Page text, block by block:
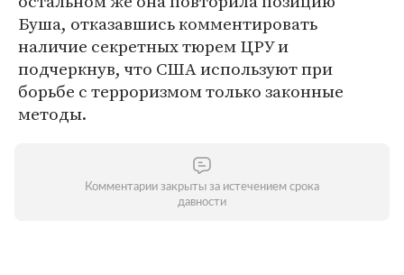
Буша, отказавшись комментировать
наличие секретных тюрем ЦРУ и
подчеркнув, что США используют при
борьбе с терроризмом только законные
методы.
Комментарии закрыты за истечением срока
давности